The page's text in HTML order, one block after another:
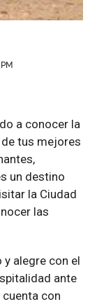
a conocer la
tus mejores
un destino
la Ciudad
las
alegre con el
ante
con